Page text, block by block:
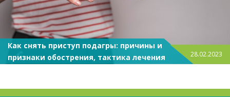
Как снять приступ подагры: причины и
признаки обострения, тактика лечения
28.02.2023